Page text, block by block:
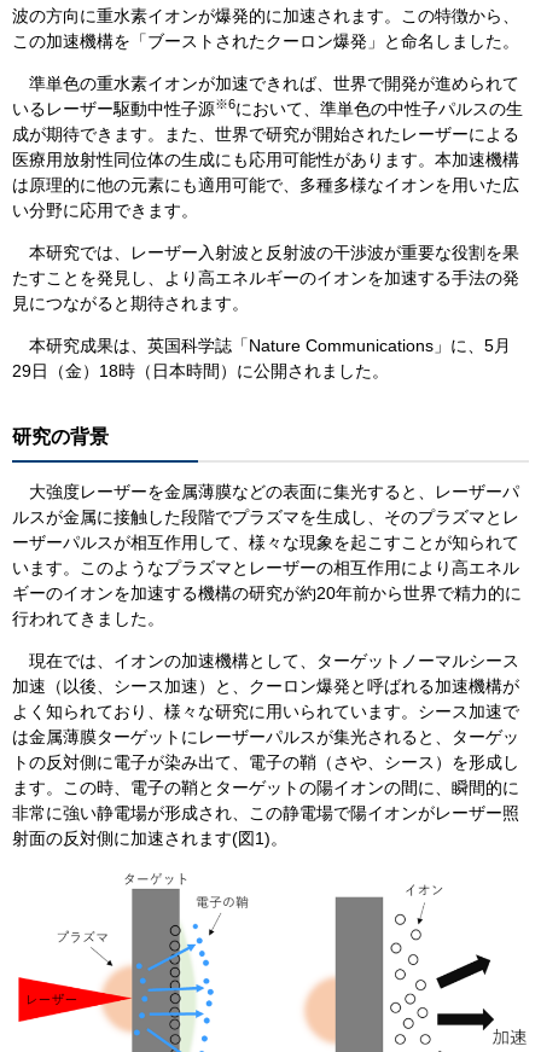
波の方向に重水素イオンが爆発的に加速されます。この特徴から、
この加速機構を「ブーストされたクーロン爆発」と命名しました。
準単色の重水素イオンが加速できれば、世界で開発が進められて
いるレーザー駆動中性子源※6において、準単色の中性子パルスの生
成が期待できます。また、世界で研究が開始されたレーザーによる
医療用放射性同位体の生成にも応用可能性があります。本加速機構
は原理的に他の元素にも適用可能で、多種多様なイオンを用いた広
い分野に応用できます。
本研究では、レーザー入射波と反射波の干渉波が重要な役割を果
たすことを発見し、より高エネルギーのイオンを加速する手法の発
見につながると期待されます。
本研究成果は、英国科学誌「Nature Communications」に、5月
29日（金）18時（日本時間）に公開されました。
研究の背景
大強度レーザーを金属薄膜などの表面に集光すると、レーザーパ
ルスが金属に接触した段階でプラズマを生成し、そのプラズマとレ
ーザーパルスが相互作用して、様々な現象を起こすことが知られて
います。このようなプラズマとレーザーの相互作用により高エネル
ギーのイオンを加速する機構の研究が約20年前から世界で精力的に
行われてきました。
現在では、イオンの加速機構として、ターゲットノーマルシース
加速（以後、シース加速）と、クーロン爆発と呼ばれる加速機構が
よく知られており、様々な研究に用いられています。シース加速で
は金属薄膜ターゲットにレーザーパルスが集光されると、ターゲッ
トの反対側に電子が染み出て、電子の鞘（さや、シース）を形成し
ます。この時、電子の鞘とターゲットの陽イオンの間に、瞬間的に
非常に強い静電場が形成され、この静電場で陽イオンがレーザー照
射面の反対側に加速されます(図1)。